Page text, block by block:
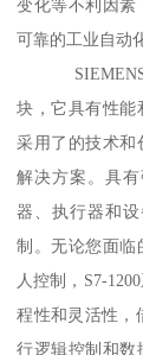
变化等不利因素
可靠的工业自动
SIEMENS西
块，它具有性能
采用了的技术和
解决方案。具
器、执行器和
制。无论您面临
人控制，S7-
程性和灵活性，
行逻辑控制和数